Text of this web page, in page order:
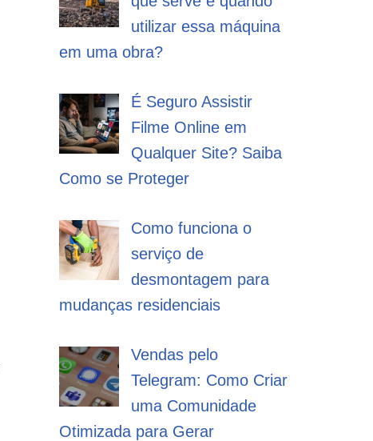
utilizar essa máquina
em uma obra?
É Seguro Assistir
Filme Online em
Qualquer Site? Saiba
Como se Proteger
Como funciona o
serviço de
desmontagem para
mudanças residenciais
Vendas pelo
Telegram: Como Criar
uma Comunidade
Otimizada para Gerar